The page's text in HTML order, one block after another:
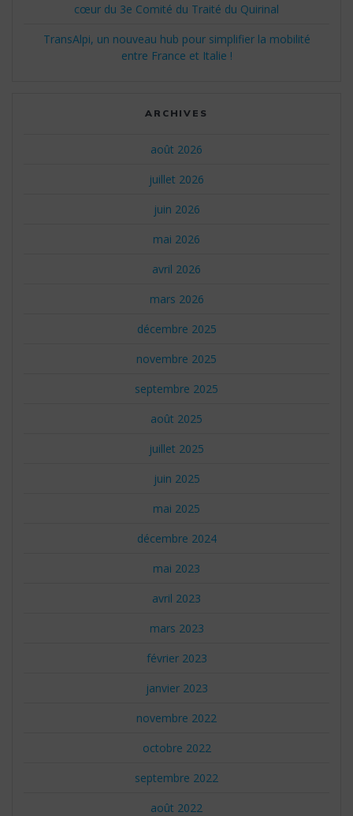
cœur du 3e Comité du Traité du Quirinal
TransAlpi, un nouveau hub pour simplifier la mobilité
entre France et Italie !
ARCHIVES
août 2026
juillet 2026
juin 2026
mai 2026
avril 2026
mars 2026
décembre 2025
novembre 2025
septembre 2025
août 2025
juillet 2025
juin 2025
mai 2025
décembre 2024
mai 2023
avril 2023
mars 2023
février 2023
janvier 2023
novembre 2022
octobre 2022
septembre 2022
août 2022